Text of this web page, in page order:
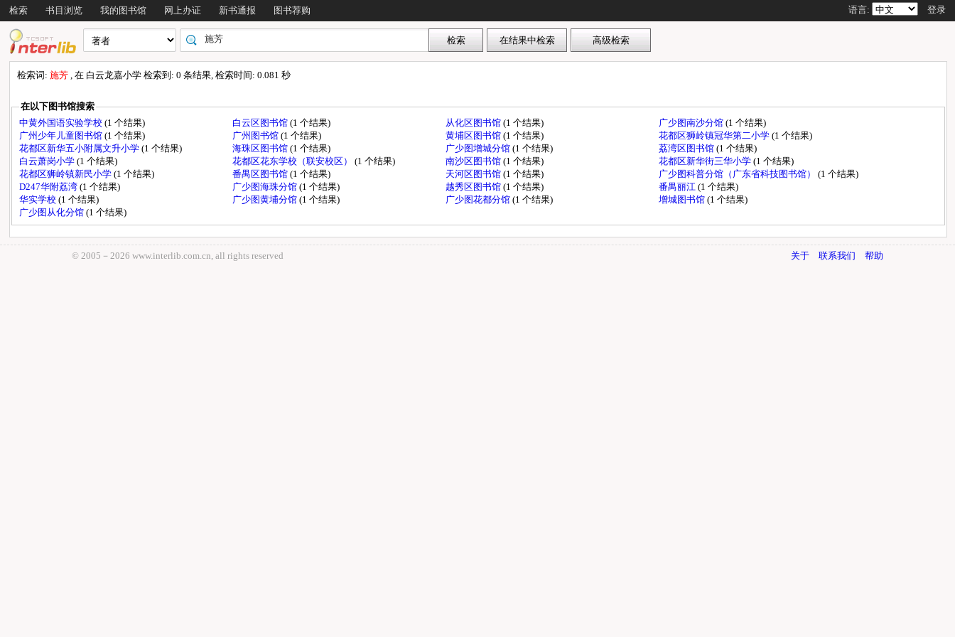
检索 书目浏览 我的图书馆 网上办证 新书通报 图书荐购 语言: 登录
检索词:施芳, 在 白云龙嘉小学 检索到: 0 条结果, 检索时间: 0.081 秒
在以下图书馆搜索
中黄外国语实验学校(1 个结果) 白云区图书馆(1 个结果) 从化区图书馆(1 个结果) 广少图南沙分馆(1 个结果)
广州少年儿童图书馆(1 个结果) 广州图书馆(1 个结果) 黄埔区图书馆(1 个结果) 花都区狮岭镇冠华第二小学(1 个结果)
花都区新华五小附属文升小学(1 个结果) 海珠区图书馆(1 个结果) 广少图增城分馆(1 个结果) 荔湾区图书馆(1 个结果)
白云萧岗小学(1 个结果) 花都区花东学校（联安校区）(1 个结果) 南沙区图书馆(1 个结果) 花都区新华街三华小学(1 个结果)
花都区狮岭镇新民小学(1 个结果) 番禺区图书馆(1 个结果) 天河区图书馆(1 个结果) 广少图科普分馆（广东省科技图书馆）(1 个结果)
D247华附荔湾(1 个结果) 广少图海珠分馆(1 个结果) 越秀区图书馆(1 个结果) 番禺丽江(1 个结果)
华实学校(1 个结果) 广少图黄埔分馆(1 个结果) 广少图花都分馆(1 个结果) 增城图书馆(1 个结果)
广少图从化分馆(1 个结果)
© 2005－ 2026 www.interlib.com.cn, all rights reserved 关于 联系我们 帮助